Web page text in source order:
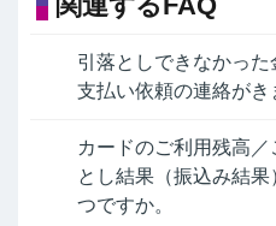
引落としできなかった
支払い依頼の連絡がき
カードのご利用残高
とし結果（振込み結
つですか。